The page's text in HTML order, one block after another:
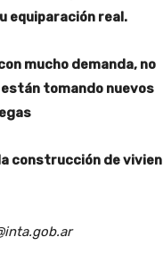
equiparación real.
mucho demanda, no
tomando nuevos
construcción de